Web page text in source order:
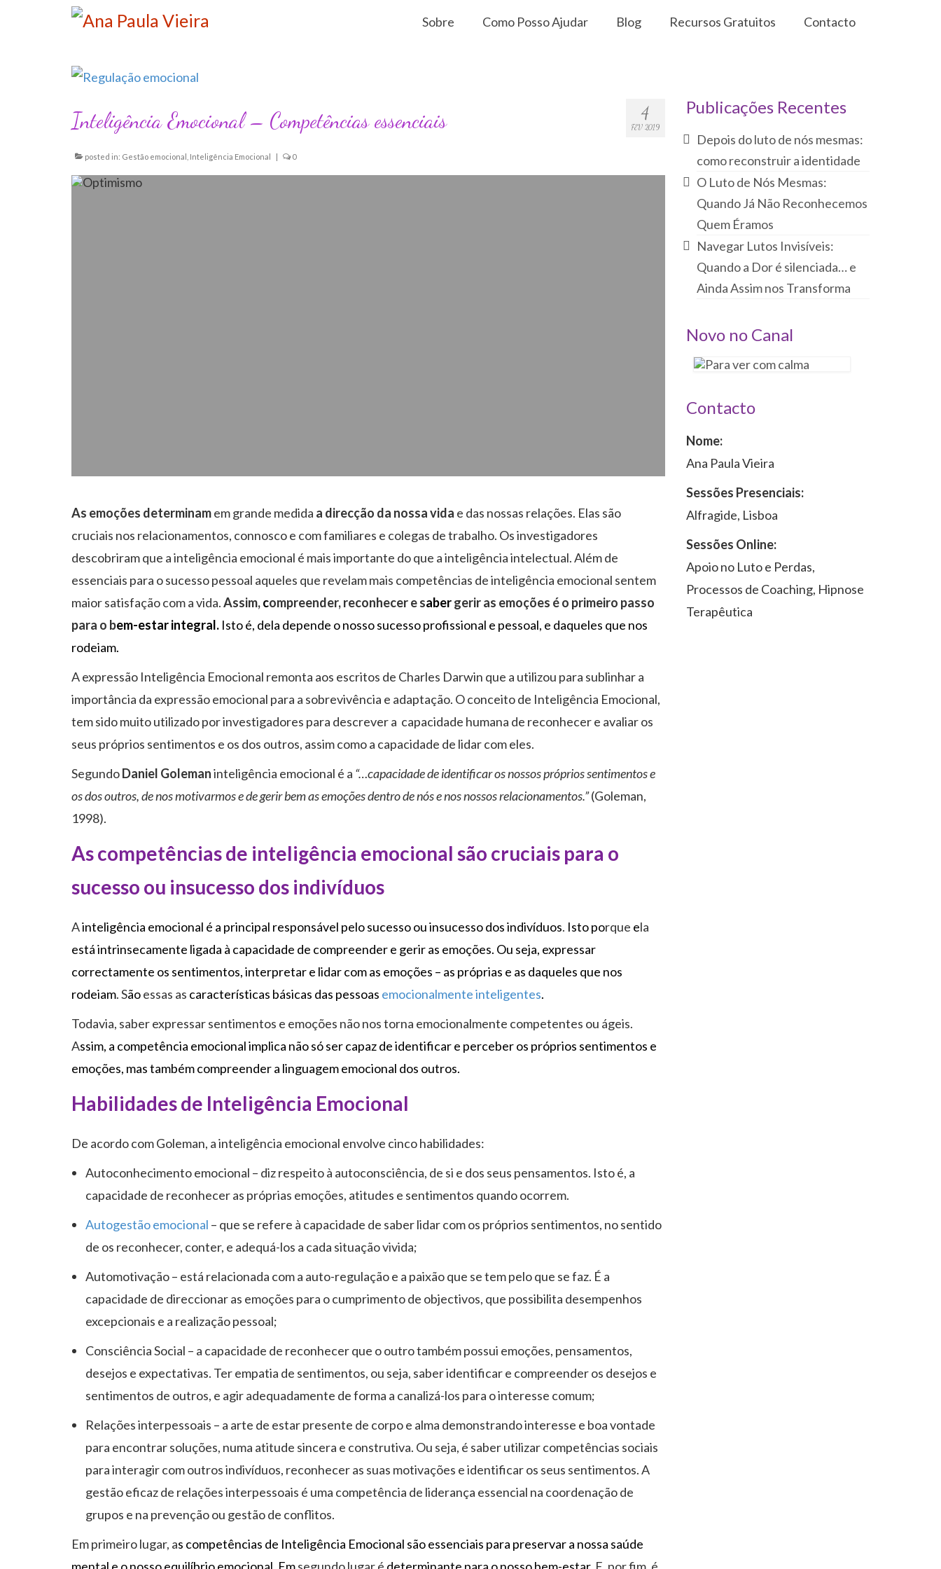
Sobre Como Posso Ajudar Blog Recursos Gratuitos Contacto
4
FEV 2019
Inteligência Emocional – Competências essenciais
posted in: Gestão emocional Inteligência Emocional 0
As emoções determinamem grande medida a direcção da nossa vida e das nossas relações. Elas são
cruciais nos relacionamentos, connosco e com familiares e colegas de trabalho. Os investigadores
descobriram que a inteligência emocional é mais importante do que a inteligência intelectual. Além de
essenciais para o sucesso pessoal aqueles que revelam mais competências de inteligência emocional sentem
maior satisfação com a vida.Assim,compreender, reconhecer e sabergerir as emoções é o primeiro passo
para o bem-estar integral. Isto é, dela depende o nosso sucesso profissional e pessoal, e daqueles que nos
rodeiam.
A expressão Inteligência Emocional remonta aos escritos de Charles Darwin que a utilizou para sublinhar a
importância da expressão emocional para a sobrevivência e adaptação. O conceito de Inteligência Emocional,
tem sido muito utilizado por investigadores para descrever a capacidade humana de reconhecer e avaliar os
seus próprios sentimentos e os dos outros, assim como a capacidade de lidar com eles.
SegundoDaniel Golemaninteligência emocional é a “…capacidade de identificar os nossos próprios sentimentos e
os dos outros, de nos motivarmos e de gerir bem as emoções dentro de nós e nos nossos relacionamentos.”(Goleman,
1998).
As competências de inteligência emocional são cruciais para o
sucesso ou insucesso dos indivíduos
Ainteligência emocional é a principal responsável pelo sucesso ou insucesso dos indivíduos. Isto porque ela
está intrinsecamente ligada à capacidade de compreender e gerir as emoções. Ou seja, expressar
correctamente os sentimentos, interpretar e lidar com as emoções – as próprias e as daqueles que nos
rodeiam. Sãoessas as características básicas das pessoas emocionalmente inteligentes.
Todavia, saber expressar sentimentos e emoções não nos torna emocionalmente competentes ou ágeis.
Assim, a competência emocional implica não só ser capaz de identificar e perceber os próprios sentimentos e
emoções, mas também compreender a linguagem emocional dos outros.
Habilidades de Inteligência Emocional
De acordo com Goleman, a inteligência emocional envolve cinco habilidades:
Autoconhecimento emocional – diz respeito à autoconsciência, de si e dos seus pensamentos. Isto é, a
capacidade de reconhecer as próprias emoções, atitudes e sentimentos quando ocorrem.
Autogestão emocional – que se refere à capacidade de saber lidar com os próprios sentimentos, no sentido
de os reconhecer, conter, e adequá-los a cada situação vivida;
Automotivação – está relacionada com a auto-regulação e a paixão que se tem pelo que se faz. É a
capacidade de direccionar as emoções para o cumprimento de objectivos, que possibilita desempenhos
excepcionais e a realização pessoal;
Consciência Social – a capacidade de reconhecer que o outro também possui emoções, pensamentos,
desejos e expectativas. Ter empatia de sentimentos, ou seja, saber identificar e compreender os desejos e
sentimentos de outros, e agir adequadamente de forma a canalizá-los para o interesse comum;
Relações interpessoais – a arte de estar presente de corpo e alma demonstrando interesse e boa vontade
para encontrar soluções, numa atitude sincera e construtiva. Ou seja, é saber utilizar competências sociais
para interagir com outros indivíduos, reconhecer as suas motivações e identificar os seus sentimentos. A
gestão eficaz de relações interpessoais é uma competência de liderança essencial na coordenação de
grupos e na prevenção ou gestão de conflitos.
Em primeiro lugar, as competências de Inteligência Emocional são essenciais para preservar a nossa saúde
Publicações Recentes
Depois do luto de nós mesmas:
como reconstruir a identidade
O Luto de Nós Mesmas:
Quando Já Não Reconhecemos
Quem Éramos
Navegar Lutos Invisíveis:
Quando a Dor é silenciada… e
Ainda Assim nos Transforma
Novo no Canal
Contacto
Nome:
Ana Paula Vieira
Sessões Presenciais:
Alfragide, Lisboa
Sessões Online:
Apoio no Luto e Perdas,
Processos de Coaching, Hipnose
Terapêutica